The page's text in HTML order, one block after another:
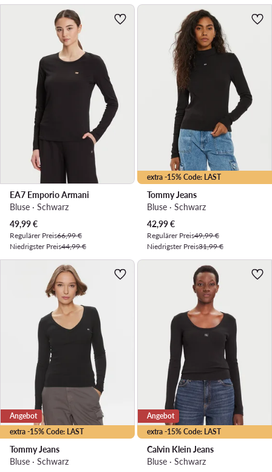
EA7 Emporio Armani
Bluse · Schwarz
Aktueller Preis
49,99€
Regulärer Preis66,99 €
Niedrigster Preis44,99 €
extra -15% Code: LAST
Tommy Jeans
Bluse · Schwarz
Aktueller Preis
42,99€
Regulärer Preis49,99 €
Niedrigster Preis31,99 €
extra -15% Code: LAST
Angebot
Tommy Jeans
Bluse · Schwarz
extra -15% Code: LAST
Angebot
Calvin Klein Jeans
Bluse · Schwarz